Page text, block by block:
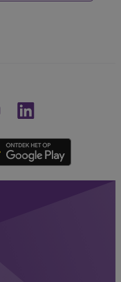
ons YouTube-kanaal
Linkedin